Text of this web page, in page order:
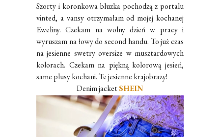
Szorty i koronkowa bluzka pochodzą z portalu
vinted, a vansy otrzymałam od mojej kochanej
Eweliny. Czekam na wolny dzień w pracy i
wyruszam na łowy do second handu. To już czas
na jesienne swetry oversize w musztardowych
kolorach. Czekam na piękną kolorową jesień,
same plusy kochani. Te jesienne krajobrazy!
Denim jacketSHEIN